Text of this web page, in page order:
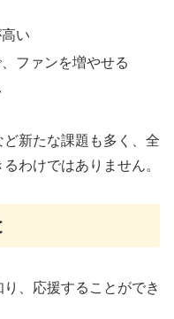
い
ファンを増やせる
新たな課題も多く、全
わけではありません。
、応援することができ